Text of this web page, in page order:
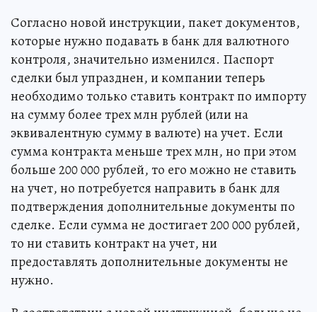
Согласно новой инструкции, пакет документов,
которые нужно подавать в банк для валютного
контроля, значительно изменился. Паспорт
сделки был упразднен, и компании теперь
необходимо только ставить контракт по импорту
на сумму более трех млн рублей (или на
эквивалентную сумму в валюте) на учет. Если
сумма контракта меньше трех млн, но при этом
больше 200 000 рублей, то его можно не ставить
на учет, но потребуется направить в банк для
подтверждения дополнительные документы по
сделке. Если сумма не достигает 200 000 рублей,
то ни ставить контракт на учет, ни
предоставлять дополнительные документы не
нужно.